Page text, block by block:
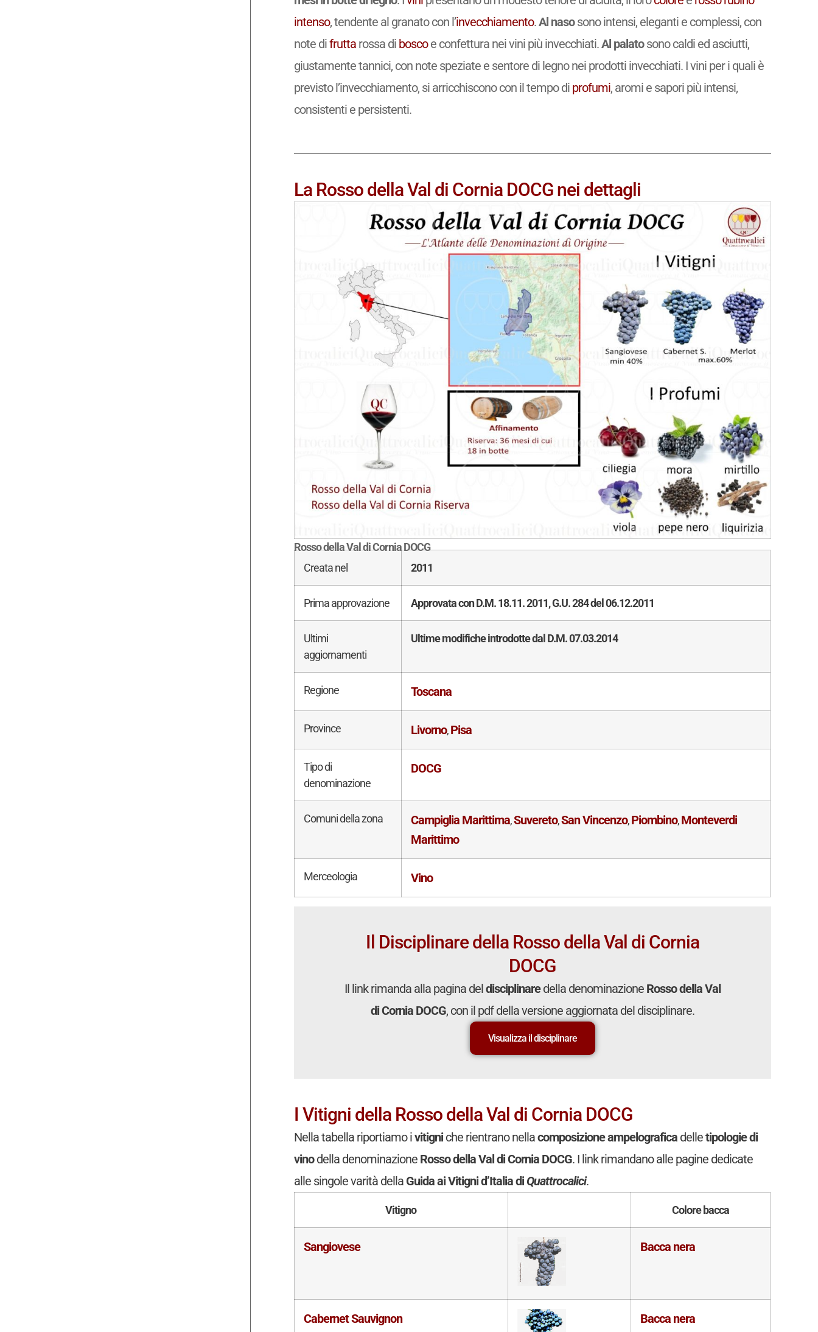
intenso, tendente al granato con l’invecchiamento.Al nasosono intensi, eleganti e complessi, con
note difruttarossa di boscoe confettura nei vini più invecchiati.Al palatosono caldi ed asciutti,
giustamente tannici, con note speziate e sentore di legno nei prodotti invecchiati. I vini per i quali è
previsto l’invecchiamento, si arricchiscono con il tempo di profumi, aromi e sapori più intensi,
consistenti e persistenti.
La Rosso della Val di Cornia DOCG nei dettagli
Rosso della Val di Cornia DOCG
Creata nel
2011
Prima approvazione Approvata con D.M. 18.11. 2011, G.U. 284 del 06.12.2011
Ultimi
aggiornamenti
Ultime modifiche introdotte dal D.M. 07.03.2014
Regione Toscana
Province Livorno,Pisa
Tipo di
denominazione
DOCG
Comuni della zona Campiglia Marittima,Suvereto,San Vincenzo,Piombino,Monteverdi
Marittimo
Merceologia Vino
Il Disciplinare della Rosso della Val di Cornia
DOCG
Il link rimanda alla pagina deldisciplinaredella denominazione Rosso della Val
di Cornia DOCG, con il pdf della versione aggiornata del disciplinare.
Visualizza il disciplinare
I Vitigni della Rosso della Val di Cornia DOCG
Nella tabella riportiamo ivitigniche rientrano nellacomposizione ampelograficadelletipologie di
vinodella denominazione Rosso della Val di Cornia DOCG. I link rimandano alle pagine dedicate
alle singole varità della Guida ai Vitigni d’Italia diQuattrocalici.
Vitigno Colore bacca
Sangiovese Bacca nera
Cabernet Sauvignon Bacca nera